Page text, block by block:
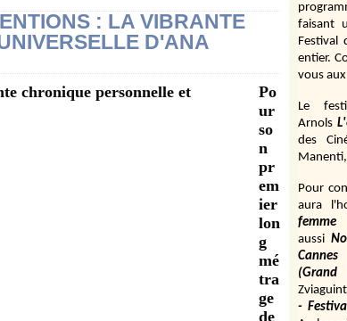
: LA VIBRANTE
D'ANA
Po
ur
so
n
pr
em
ier
lon
g
mé
tra
ge
de
faisant
Festival
entier.
vous
Le
Arnols
des
Pour
aura
femme
aussi
-